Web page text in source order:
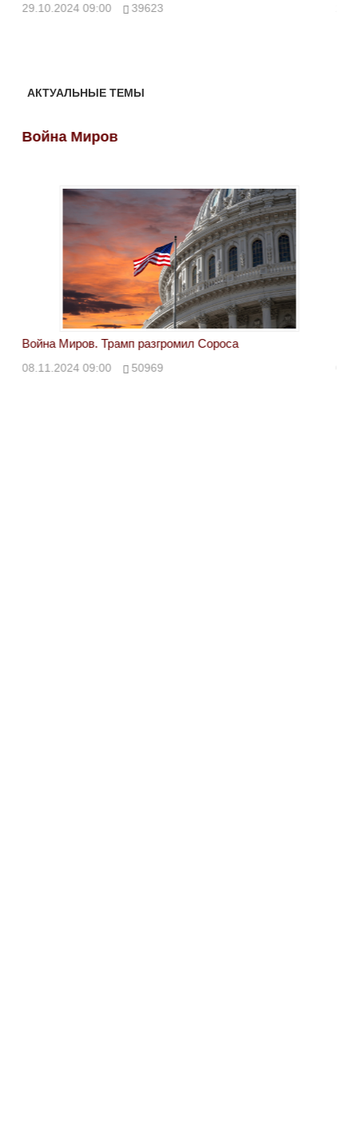
29.10.2024 09:00 39623
АКТУАЛЬНЫЕ ТЕМЫ
Война Миров
Война Миров. Трамп разгромил Сороса
08.11.2024 09:00 50969